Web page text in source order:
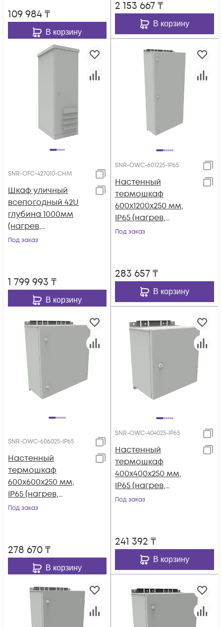
109 984₸
В корзину
2 153 667₸
В корзину
SNR-OFC-427010-CHM
Шкаф уличный
всепогодный 42U
глубина 1000мм
(нагрев,
охлаждение,
Под заказ
1 799 993 ₸
В корзину
SNR-OWC-601225-IP65
Настенный
термошкаф
600x1200x250 мм,
IP65 (нагрев,
контроль климата)
Под заказ
283 657₸
В корзину
SNR-OWC-606025-IP65
Настенный
термошкаф
600x600x250 мм,
IP65 (нагрев,
контроль климата)
Под заказ
278 670₸
В корзину
SNR-OWC-404025-IP65
Настенный
термошкаф
400x400x250 мм,
IP65 (нагрев,
контроль климата)
Под заказ
241 392 ₸
В корзину